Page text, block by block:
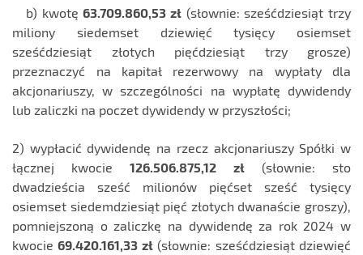
b) kwotę63.709.860,53 zł (słownie: sześćdziesiąt trzy
miliony siedemset dziewięć tysięcy osiemset
sześćdziesiąt złotych pięćdziesiąt trzy grosze)
przeznaczyć na kapitał rezerwowy na wypłaty dla
akcjonariuszy, w szczególności na wypłatę dywidendy
lub zaliczki na poczet dywidendy w przyszłości;
2) wypłacić dywidendę na rzecz akcjonariuszy Spółki w
łącznej kwocie126.506.875,12 zł(słownie: sto
dwadzieścia sześć milionów pięćset sześć tysięcy
osiemset siedemdziesiąt pięć złotych dwanaście groszy),
pomniejszoną o zaliczkę na dywidendę za rok 2024 w
kwocie69.420.161,33 zł(słownie: sześćdziesiąt dziewięć